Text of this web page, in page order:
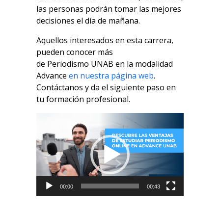
las personas podrán tomar las mejores
decisiones el día de mañana.
Aquellos interesados en esta carrera,
pueden conocer más
de Periodismo UNAB en la modalidad
Advance en nuestra página web.
Contáctanos y da el siguiente paso en
tu formación profesional.
vídeo
00:00 00:43